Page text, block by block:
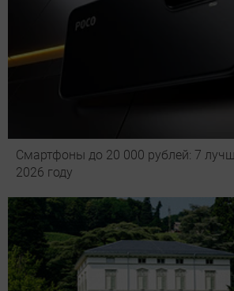
Смартфоны до 20 000 рублей: 7
2026 году